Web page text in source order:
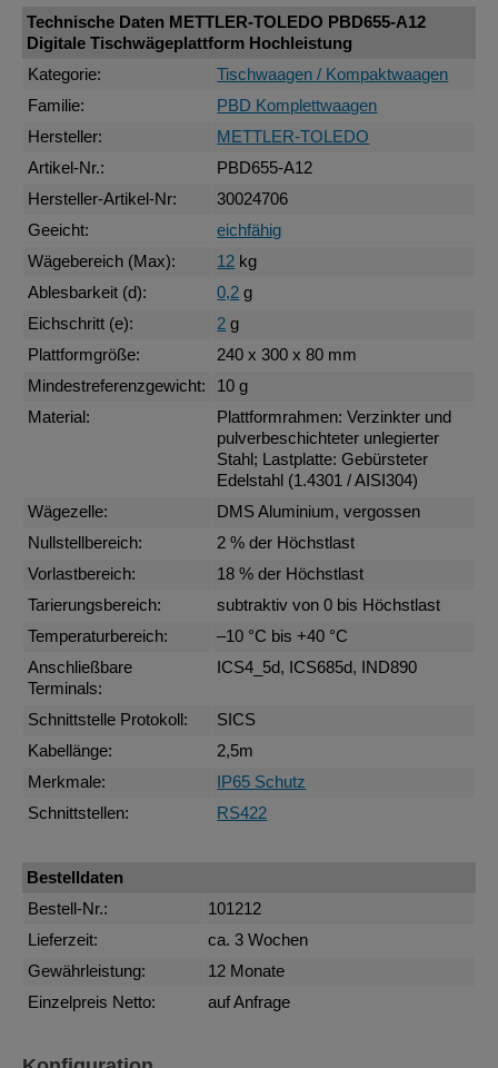
Technische Daten METTLER-TOLEDO PBD655-A12
Digitale Tischwägeplattform Hochleistung
Kategorie:
Tischwaagen / Kompaktwaagen
Familie:
PBD Komplettwaagen
Hersteller:
METTLER-TOLEDO
Artikel-Nr.:
PBD655-A12
Hersteller-Artikel-Nr:
30024706
Geeicht:
eichfähig
Wägebereich (Max):
12 kg
Ablesbarkeit (d):
0,2 g
Eichschritt (e):
2 g
Plattformgröße:
240 x 300 x 80 mm
Mindestreferenzgewicht:
10 g
Material:
Plattformrahmen: Verzinkter und
pulverbeschichteter unlegierter
Stahl; Lastplatte: Gebürsteter
Edelstahl (1.4301 / AISI304)
Wägezelle:
DMS Aluminium, vergossen
Nullstellbereich:
2 % der Höchstlast
Vorlastbereich:
18 % der Höchstlast
Tarierungsbereich:
subtraktiv von 0 bis Höchstlast
Temperaturbereich:
–10 °C bis +40 °C
Anschließbare
Terminals:
ICS4_5d, ICS685d, IND890
Schnittstelle Protokoll:
SICS
Kabellänge:
2,5m
Merkmale:
IP65 Schutz
Schnittstellen:
RS422
Bestelldaten
Bestell-Nr.:
101212
Lieferzeit:
ca. 3 Wochen
Gewährleistung:
12 Monate
Einzelpreis Netto:
auf Anfrage